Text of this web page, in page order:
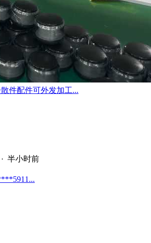
件配件可外发加工...
· 半小时前